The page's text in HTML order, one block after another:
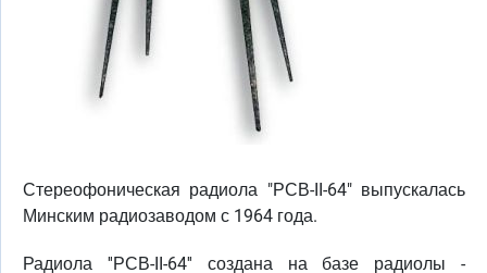
Стереофоническая радиола "РСВ-II-64" выпускалась
Минским радиозаводом с 1964 года.
Радиола ''РСВ-II-64'' создана на базе радиолы -